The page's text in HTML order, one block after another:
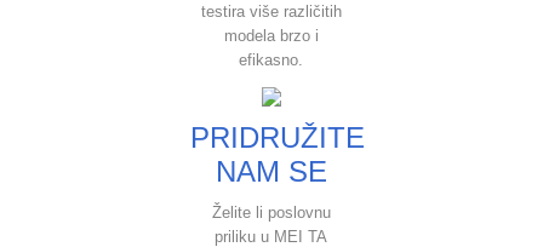
testira više različitih
modela brzo i
efikasno.
PRIDRUŽITE
NAM SE
Želite li poslovnu
priliku u MEI TA